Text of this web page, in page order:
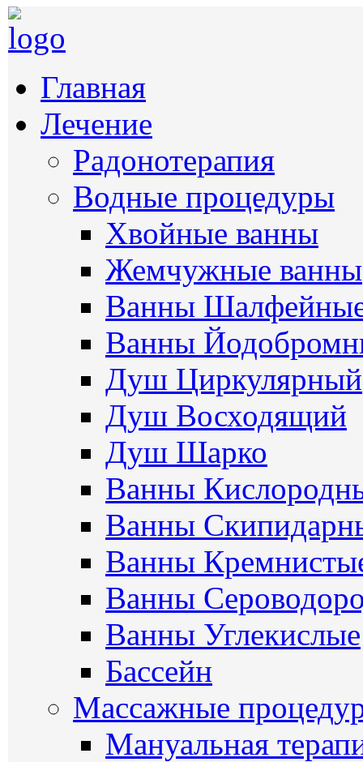
Главная
Лечение
Радонотерапия
Водные процедуры
Хвойные ванны
Жемчужные ванны
Ванны
Ванны
Душ Циркулярный
Душ Восходящий
Душ Шарко
Ванны
Ванны
Ванны
Ванны
Ванны Углекислые
Бассейн
Массажные
Мануальная